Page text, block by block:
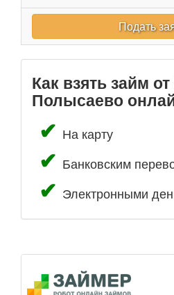
Подать
Как взять займ
Полысаево
На карту
Банковским
Электронными